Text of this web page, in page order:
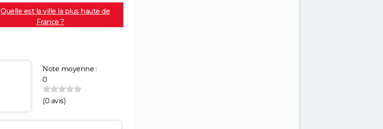
Quelle est la ville la plus haute de
France ?
Note moyenne :
0
(0 avis)